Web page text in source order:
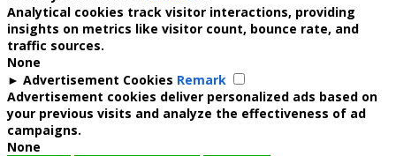
Analytical cookies track visitor interactions, providing
insights on metrics like visitor count, bounce rate, and
traffic sources.
None
► Advertisement Cookies Remark
Advertisement cookies deliver personalized ads based on
your previous visits and analyze the effectiveness of ad
campaigns.
None